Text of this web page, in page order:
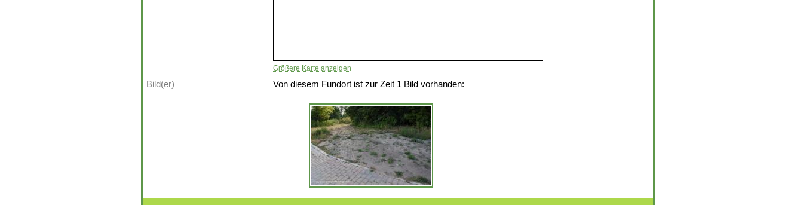
Größere Karte anzeigen
Bild(er) Von diesem Fundort ist zur Zeit 1 Bild vorhanden: